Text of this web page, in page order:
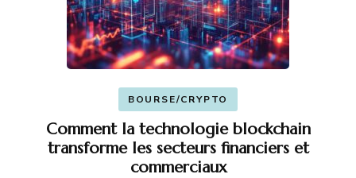
BOURSE/CRYPTO
Comment la technologie blockchain
transforme les secteurs financiers et
commerciaux